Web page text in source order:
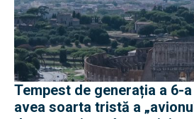
Tempest de generația a 6-
avea soarta tristă a